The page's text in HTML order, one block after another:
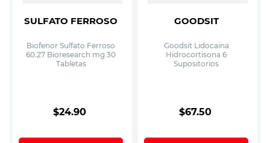
SULFATO FERROSO
Biofenor Sulfato Ferroso
60.27 Bioresearch mg 30
Tabletas
$24.90
GOODSIT
Goodsit Lidocaina
Hidrocortisona 6
Supositorios
$67.50